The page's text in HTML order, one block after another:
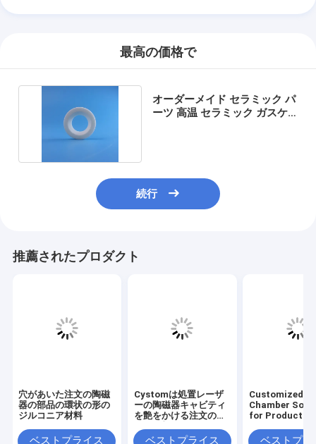
最高の価格で
オーダーメイド セラミック パ
ーツ 高温 セラミック ガスケ
続行
推薦されたプロダクト
穴があいた注文の陶磁
器の部品の環状の形の
ジルコニア材料
ベストプライス
Cystomは処置レーザ
ーの陶磁器キャビティ
を艶をかける注文の陶
ベストプライス
Customized
Chamber
for
ベストプラ